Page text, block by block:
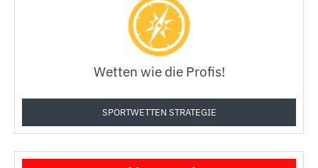
Wetten wie die Profis!
SPORTWETTEN STRATEGIE